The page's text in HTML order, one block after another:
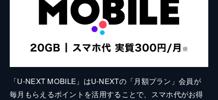
「U-NEXT MOBILE」はU-NEXTの「月額プラン」会員が
毎月もらえるポイントを活用することで、スマホ代がお得